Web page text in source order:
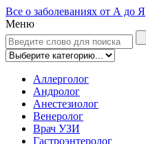
Все о заболеваниях от А до Я
Меню
Аллерголог
Андролог
Анестезиолог
Венеролог
Врач УЗИ
Гастроэнтеролог